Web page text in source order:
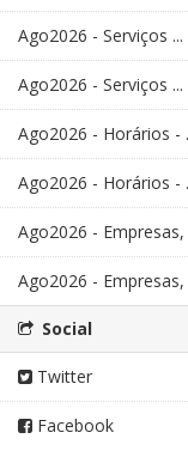
Ago2026 - Serviços ...
Ago2026 - Serviços ...
Ago2026 - Horários -
Ago2026 - Horários -
Ago2026 - Empresas,
Ago2026 - Empresas,
Social
Twitter
Facebook